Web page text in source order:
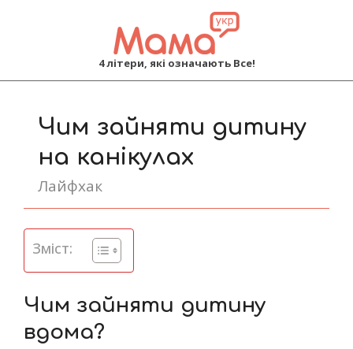
4 літери, які означають Все!
Чим зайняти дитину
на канікулах
Лайфхак
Зміст:
Чим зайняти дитину
вдома?